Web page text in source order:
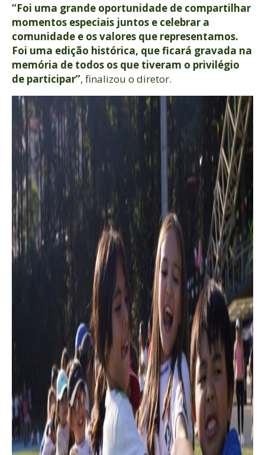
“Foi uma grande oportunidade de compartilhar
momentos especiais juntos e celebrar a
comunidade e os valores que representamos.
Foi uma edição histórica, que ficará gravada na
memória de todos os que tiveram o privilégio
de participar”, finalizou o diretor.